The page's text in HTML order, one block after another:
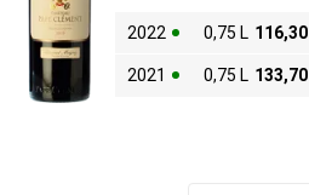
2022 0,75 L 116,30
2021 0,75 L 133,70